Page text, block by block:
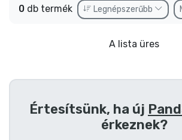
0 db termék Legnépszerűbb
A lista üres
Értesítsünk, ha új
érkeznek?
Előrendelhető cuccok
Outlet cuccok
Ajándékkártya